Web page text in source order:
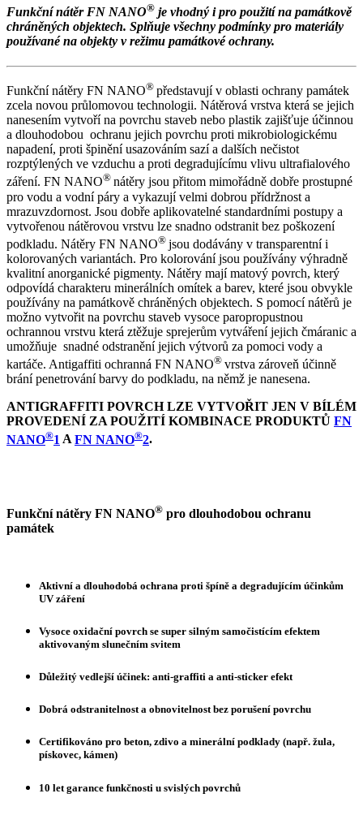
Funkční nátěr FN NANO® je vhodný i pro použití na památkově
chráněných objektech. Splňuje všechny podmínky pro materiály
používané na objekty v režimu památkové ochrany.
Funkční nátěry FN NANO® představují v oblasti ochrany památek
zcela novou průlomovou technologii. Nátěrová vrstva která se jejich
nanesením vytvoří na povrchu staveb nebo plastik zajišťuje účinnou
a dlouhodobou ochranu jejich povrchu proti mikrobiologickému
napadení, proti špinění usazováním sazí a dalších nečistot
rozptýlených ve vzduchu a proti degradujícímu vlivu ultrafialového
záření. FN NANO® nátěry jsou přitom mimořádně dobře prostupné
pro vodu a vodní páry a vykazují velmi dobrou přídržnost a
mrazuvzdornost. Jsou dobře aplikovatelné standardními postupy a
vytvořenou nátěrovou vrstvu lze snadno odstranit bez poškození
podkladu. Nátěry FN NANO® jsou dodávány v transparentní i
kolorovaných variantách. Pro kolorování jsou používány výhradně
kvalitní anorganické pigmenty. Nátěry mají matový povrch, který
odpovídá charakteru minerálních omítek a barev, které jsou obvykle
používány na památkově chráněných objektech. S pomocí nátěrů je
možno vytvořit na povrchu staveb vysoce paropropustnou
ochrannou vrstvu která ztěžuje sprejerům vytváření jejich čmáranic a
umožňuje snadné odstranění jejich výtvorů za pomoci vody a
kartáče. Antigaffiti ochranná FN NANO® vrstva zároveň účinně
brání penetrování barvy do podkladu, na němž je nanesena.
ANTIGRAFFITI POVRCH LZE VYTVOŘIT JEN V BÍLÉM
PROVEDENÍ ZA POUŽITÍ KOMBINACE PRODUKTŮ FN
NANO®1 AFN NANO®2.
Funkční nátěry FN NANO® pro dlouhodobou ochranu
památek
Aktivní a dlouhodobá ochrana proti špíně a degradujícím účinkům
UV záření
Vysoce oxidační povrch se super silným samočistícím efektem
aktivovaným slunečním svitem
Důležitý vedlejší účinek: anti-graffiti a anti-sticker efekt
Dobrá odstranitelnost a obnovitelnost bez porušení povrchu
Certifikováno pro beton, zdivo a minerální podklady (např. žula,
pískovec, kámen)
10 let garance funkčnosti u svislých povrchů